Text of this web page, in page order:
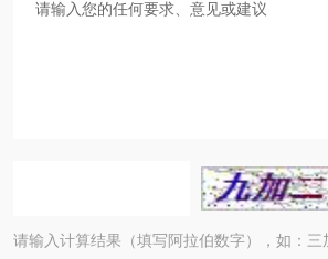
请输入计算结果（填写阿拉伯数字），如：三